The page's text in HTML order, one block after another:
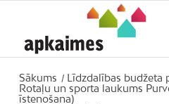
Sākums / Līdzdalības budžeta
Rotaļu un sporta laukums
īstenošana)